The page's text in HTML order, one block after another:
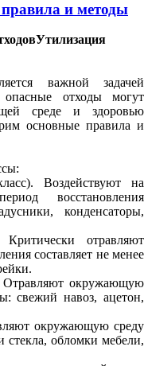
и методы
Утилизация
важной задачей
опасные отходы могут
среде и здоровью
основные правила и
Воздействуют на
восстановления
конденсаторы,
отравляют
составляет не менее
Отравляют окружающую
свежий навоз, ацетон,
окружающую среду
стекла, обломки мебели,